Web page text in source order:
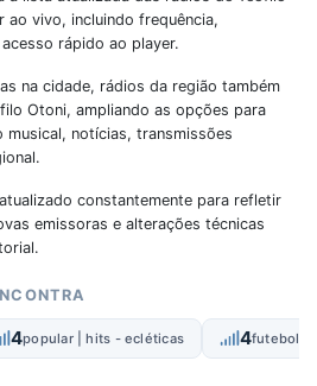
ao vivo, incluindo frequência,
rápido ao player.
na cidade, rádios da região também
Otoni, ampliando as opções para
musical, notícias, transmissões
constantemente para refletir
emissoras e alterações técnicas
4popular | hits - ecléticas 4futebol